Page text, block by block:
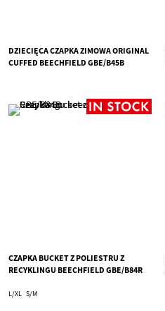
DZIECIĘCA CZAPKA ZIMOWA ORIGINAL
CUFFED BEECHFIELD GBE/B45B
CZAPKA BUCKET Z POLIESTRU Z
RECYKLINGU BEECHFIELD GBE/B84R
L/XL S/M